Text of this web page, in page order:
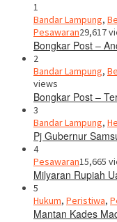
1
Bandar Lampung,
Pesawaran29,617
Bongkar Post –
2
Bandar Lampung,
views
Bongkar Post –
3
Bandar Lampung,
Pj Gubernur
4
Pesawaran15,665
Milyaran Rupiah
5
Hukum, Peristiwa,
Mantan Kades